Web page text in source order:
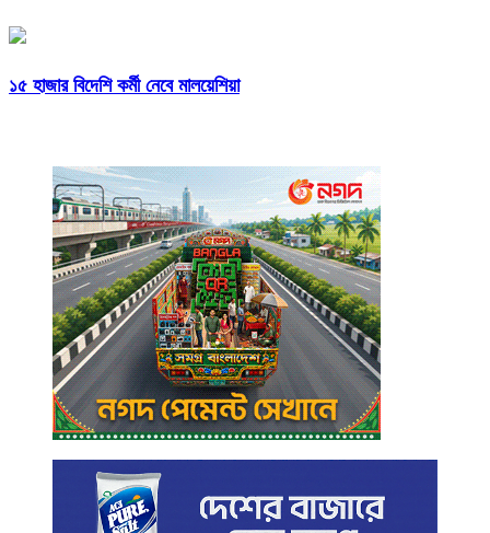
১৫ হাজার বিদেশি কর্মী নেবে মালয়েশিয়া